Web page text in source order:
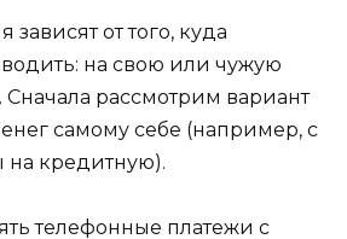
от того, куда
на свою или чужую
Сначала рассмотрим вариант
самому себе (например, с
на кредитную).